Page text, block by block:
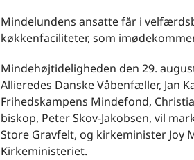
Mindelundens ansatte får i
køkkenfaciliteter, som
Mindehøjtideligheden den 29.
Allieredes Danske Våbenfæller, Jan
Frihedskampens Mindefond,
biskop, Peter Skov-Jakobsen, vil
Store Gravfelt, og kirkeminister Joy
Kirkeministeriet.